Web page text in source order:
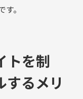
。
トを制
するメリ